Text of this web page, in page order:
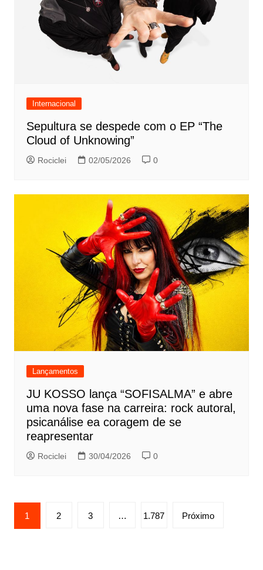
Internacional
Sepultura se despede com o EP “The
Cloud of Unknowing”
Rociclei 02/05/2026 0
Lançamentos
JU KOSSO lança “SOFISALMA” e abre
uma nova fase na carreira: rock autoral,
psicanálise ea coragem de se
reapresentar
Rociclei 30/04/2026 0
Paginação
de
1 2 3 … 1.787 Próximo